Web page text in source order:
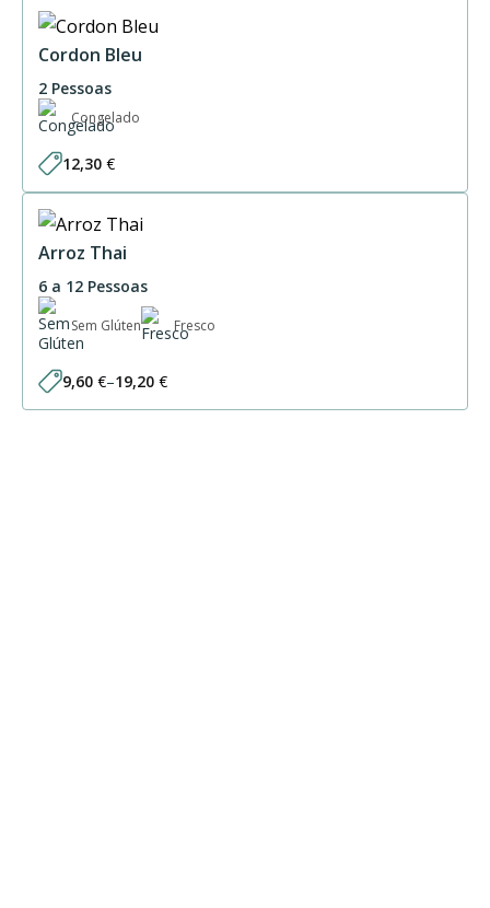
Cordon Bleu
2 Pessoas
Congelado
12,30 €
Arroz Thai
6 a 12 Pessoas
Sem Glúten Fresco
9,60 €–19,20 €
Price
range: